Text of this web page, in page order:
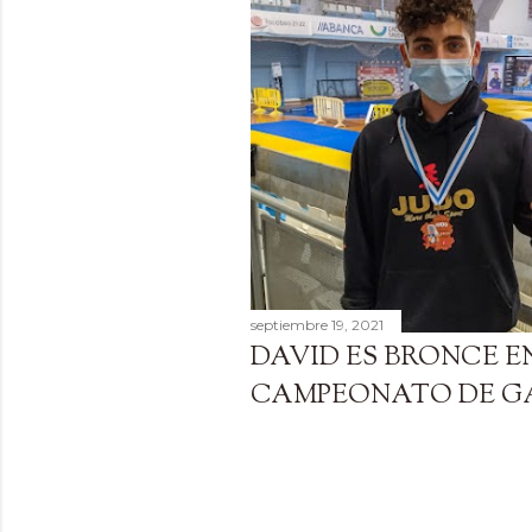
a
d
a
s
septiembre 19, 2021
DAVID ES BRONCE
CAMPEONATO DE